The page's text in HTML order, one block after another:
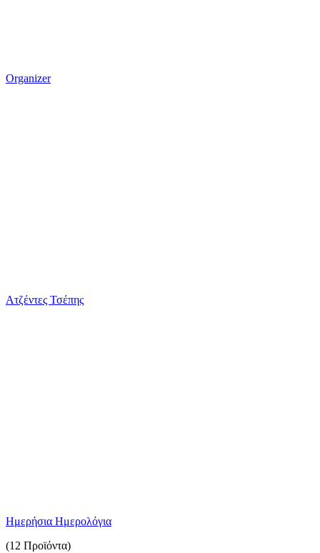
Organizer
Ατζέντες Τσέπης
Ημερήσια Ημερολόγια
(12 Προϊόντα)